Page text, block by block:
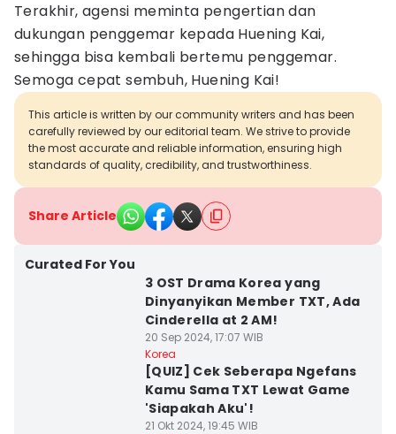
Terakhir, agensi meminta pengertian dan
dukungan penggemar kepada Huening Kai,
sehingga bisa kembali bertemu penggemar.
Semoga cepat sembuh, Huening Kai!
This article is written by our community writers and has been
carefully reviewed by our editorial team. We strive to provide
the most accurate and reliable information, ensuring high
standards of quality, credibility, and trustworthiness.
Share Article
Curated For You
3 OST Drama Korea yang
Dinyanyikan Member TXT, Ada
Cinderella at 2 AM!
20 Sep 2024, 17:07 WIB
Korea
[QUIZ] Cek Seberapa Ngefans
Kamu Sama TXT Lewat Game
'Siapakah Aku'!
21 Okt 2024, 19:45 WIB